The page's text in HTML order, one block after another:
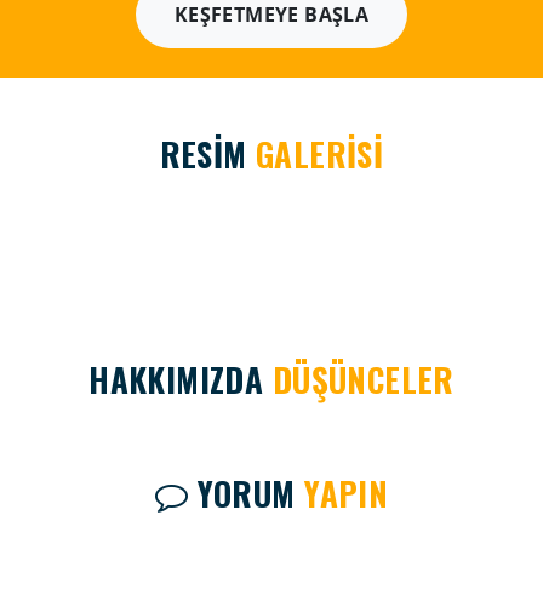
KEŞFETMEYE BAŞLA
RESİM GALERİSİ
HAKKIMIZDA DÜŞÜNCELER
YORUMYAPIN